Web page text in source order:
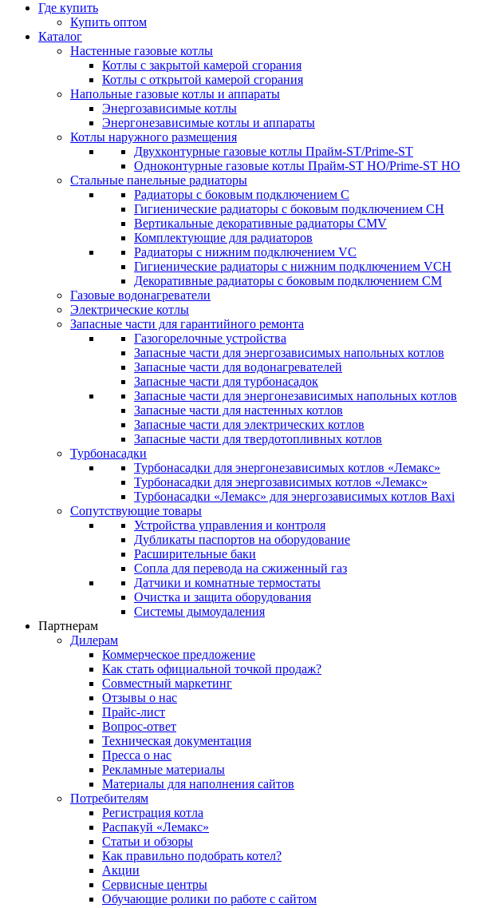
Где купить
Купить оптом
Каталог
Настенные газовые котлы
Котлы с закрытой камерой сгорания
Котлы с открытой камерой сгорания
Напольные газовые котлы и аппараты
Энергозависимые котлы
Энергонезависимые котлы и аппараты
Котлы наружного размещения
Двухконтурные газовые котлы Прайм-ST/Prime-ST
Одноконтурные газовые котлы Прайм-ST HO/Prime-ST HO
Стальные панельные радиаторы
Радиаторы c боковым подключением C
Гигиенические радиаторы c боковым подключением CH
Вертикальные декоративные радиаторы CMV
Комплектующие для радиаторов
Радиаторы c нижним подключением VC
Гигиенические радиаторы c нижним подключением VCH
Декоративные радиаторы с боковым подключением CM
Газовые водонагреватели
Электрические котлы
Запасные части для гарантийного ремонта
Газогорелочные устройства
Запасные части для энергозависимых напольных котлов
Запасные части для водонагревателей
Запасные части для турбонасадок
Запасные части для энергонезависимых напольных котлов
Запасные части для настенных котлов
Запасные части для электрических котлов
Запасные части для твердотопливных котлов
Турбонасадки
Турбонасадки для энергонезависимых котлов «Лемакс»
Турбонасадки для энергозависимых котлов «Лемакс»
Турбонасадки «Лемакс» для энергозависимых котлов Baxi
Сопутствующие товары
Устройства управления и контроля
Дубликаты паспортов на оборудование
Расширительные баки
Сопла для перевода на сжиженный газ
Датчики и комнатные термостаты
Очистка и защита оборудования
Системы дымоудаления
Партнерам
Дилерам
Коммерческое предложение
Как стать официальной точкой продаж?
Совместный маркетинг
Отзывы о нас
Прайс-лист
Вопрос-ответ
Техническая документация
Пресса о нас
Рекламные материалы
Материалы для наполнения сайтов
Потребителям
Регистрация котла
Распакуй «Лемакс»
Статьи и обзоры
Как правильно подобрать котел?
Акции
Сервисные центры
Обучающие ролики по работе с сайтом